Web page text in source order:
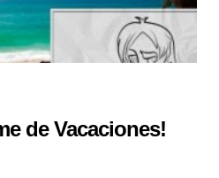
de Vacaciones!